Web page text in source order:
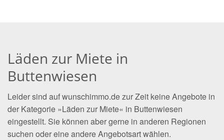
Läden zur Miete in
Buttenwiesen
Leider sind auf wunschimmo.de zur Zeit keine Angebote in
der Kategorie »Läden zur Miete« in Buttenwiesen
eingestellt. Sie können aber gerne in anderen Regionen
suchen oder eine andere Angebotsart wählen.